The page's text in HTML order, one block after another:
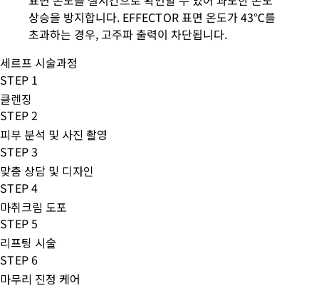
상승을 방지합니다. EFFECTOR 표면 온도가 43℃를
초과하는 경우, 고주파 출력이 차단됩니다.
세르프 시술과정
STEP 1
클렌징
STEP 2
피부 분석 및 사진 촬영
STEP 3
맞춤 상담 및 디자인
STEP 4
마취크림 도포
STEP 5
리프팅 시술
STEP 6
마무리 진정 케어